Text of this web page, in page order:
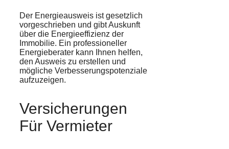
Der Energieausweis ist gesetzlich
vorgeschrieben und gibt Auskunft
über die Energieeffizienz der
Immobilie. Ein professioneller
Energieberater kann Ihnen helfen,
den Ausweis zu erstellen und
mögliche Verbesserungspotenziale
aufzuzeigen.
Versicherungen
Für Vermieter